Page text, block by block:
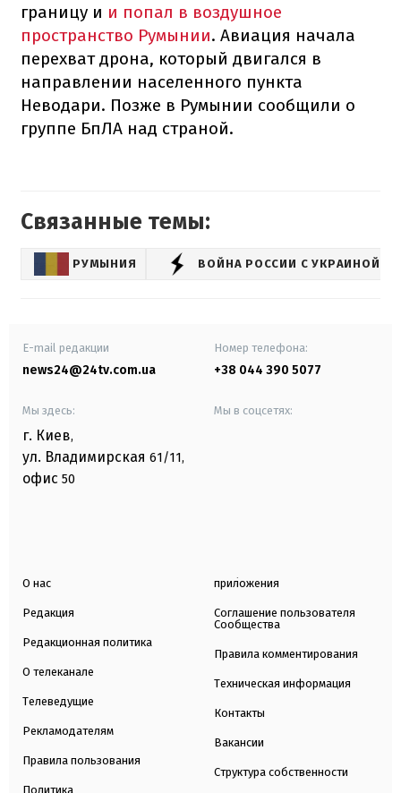
границу и и попал в воздушное
пространство Румынии. Авиация начала
перехват дрона, который двигался в
направлении населенного пункта
Неводари. Позже в Румынии сообщили о
группе БпЛА над страной.
Связанные темы:
РУМЫНИЯ ВОЙНА РОССИИ С УКРАИНОЙ
E-mail редакции
news24@24tv.com.ua
Номер телефона:
+38 044 390 5077
Мы здесь:
г. Киев,
ул. Владимирская 61/11,
офис 50
Мы в соцсетях:
О нас
Редакция
Редакционная политика
О телеканале
Телеведущие
Рекламодателям
Правила пользования
Политика
приложения
Соглашение пользователя
Сообщества
Правила комментирования
Техническая информация
Контакты
Вакансии
Структура собственности